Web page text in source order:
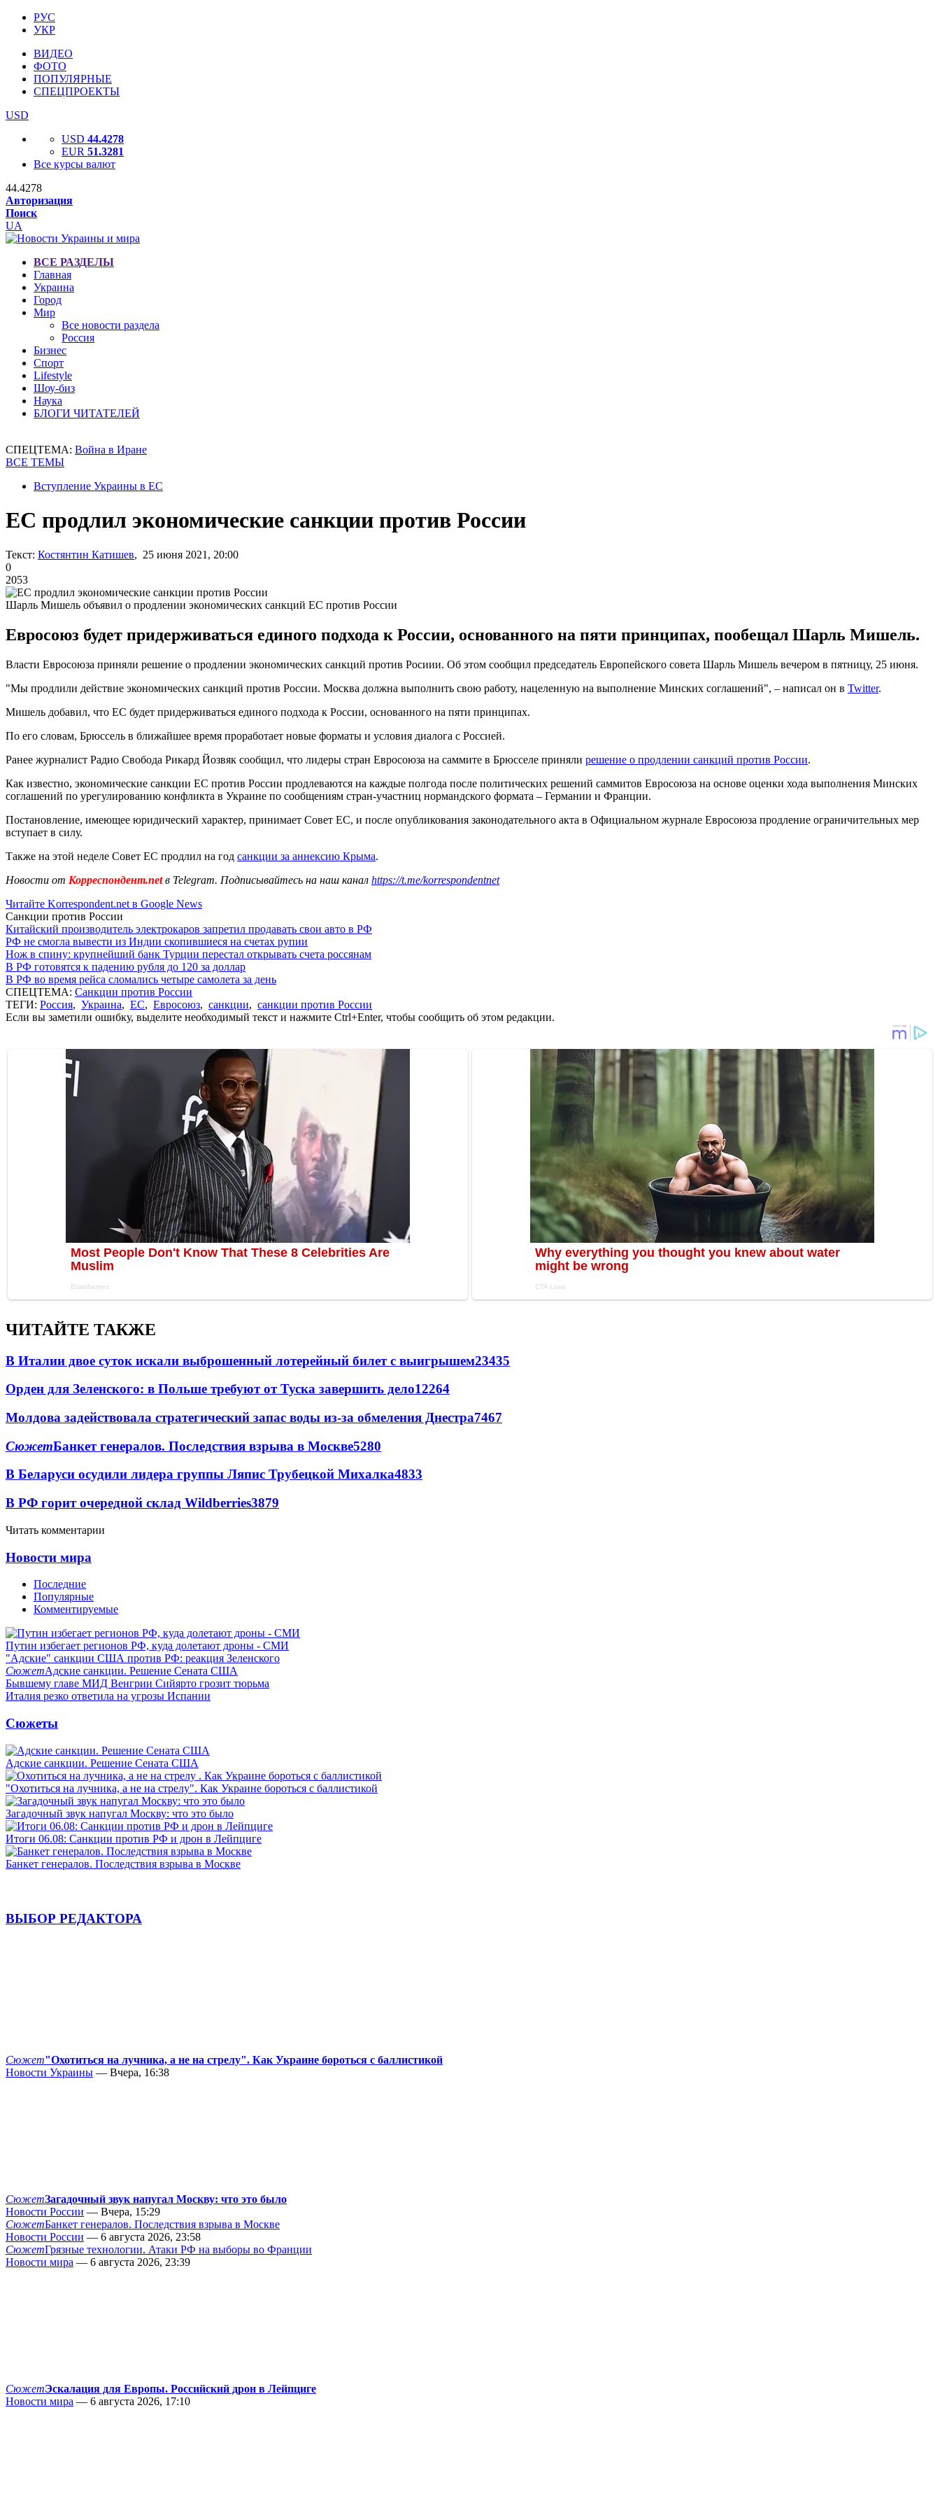
РУС
УКР
ВИДЕО
ФОТО
ПОПУЛЯРНЫЕ
СПЕЦПРОЕКТЫ
USD
USD 44.4278
EUR 51.3281
Все курсы валют
44.4278
Авторизация
Поиск
UA
ВСЕ РАЗДЕЛЫ
Главная
Украина
Город
Мир
Все новости раздела
Россия
Бизнес
Спорт
Lifestyle
Шоу-биз
Наука
БЛОГИ ЧИТАТЕЛЕЙ
СПЕЦТЕМА: Война в Иране
ВСЕ ТЕМЫ
Вступление Украины в ЕС
ЕС продлил экономические санкции против России
Текст: Костянтин Катишев, 25 июня 2021, 20:00
0
2053
Шарль Мишель объявил о продлении экономических санкций ЕС против России
Евросоюз будет придерживаться единого подхода к России, основанного на пяти принципах, пообещал Шарль Мишель.
Власти Евросоюза приняли решение о продлении экономических санкций против Росиии. Об этом сообщил председатель Европейского совета Шарль Мишель вечером в пятницу, 25 июня.
"Мы продлили действие экономических санкций против России. Москва должна выполнить свою работу, нацеленную на выполнение Минских соглашений", – написал он в Twitter.
Мишель добавил, что ЕС будет придерживаться единого подхода к России, основанного на пяти принципах.
По его словам, Брюссель в ближайшее время проработает новые форматы и условия диалога с Россией.
Ранее журналист Радио Свобода Рикард Йозвяк сообщил, что лидеры стран Евросоюза на саммите в Брюсселе приняли решение о продлении санкций против России.
Как известно, экономические санкции ЕС против России продлеваются на каждые полгода после политических решений саммитов Евросоюза на основе оценки хода выполнения Минских
соглашений по урегулированию конфликта в Украине по сообщениям стран-участниц нормандского формата – Германии и Франции.
Постановление, имеющее юридический характер, принимает Совет ЕС, и после опубликования законодательного акта в Официальном журнале Евросоюза продление ограничительных мер
вступает в силу.
Также на этой неделе Совет ЕС продлил на год санкции за аннексию Крыма.
Новости от Корреспондент.netв Telegram. Подписывайтесь на наш канал https://t.me/korrespondentnet
Читайте Korrespondent.net в Google News
Санкции против России
Китайский производитель электрокаров запретил продавать свои авто в РФ
РФ не смогла вывести из Индии скопившиеся на счетах рупии
Нож в спину: крупнейший банк Турции перестал открывать счета россянам
В РФ готовятся к падению рубля до 120 за доллар
В РФ во время рейса сломались четыре самолета за день
СПЕЦТЕМА: Санкции против России
ТЕГИ: Россия, Украина, ЕС, Евросоюз, санкции, санкции против России
Если вы заметили ошибку, выделите необходимый текст и нажмите Ctrl+Enter, чтобы сообщить об этом редакции.
ЧИТАЙТЕ ТАКЖЕ
В Италии двое суток искали выброшенный лотерейный билет с выигрышем23435
Орден для Зеленского: в Польше требуют от Туска завершить дело12264
Молдова задействовала стратегический запас воды из-за обмеления Днестра7467
СюжетБанкет генералов. Последствия взрыва в Москве5280
В Беларуси осудили лидера группы Ляпис Трубецкой Михалка4833
В РФ горит очередной склад Wildberries3879
Читать комментарии
Новости мира
Последние
Популярные
Комментируемые
Путин избегает регионов РФ, куда долетают дроны - СМИ
"Адские" санкции США против РФ: реакция Зеленского
СюжетАдские санкции. Решение Сената США
Бывшему главе МИД Венгрии Сийярто грозит тюрьма
Италия резко ответила на угрозы Испании
Сюжеты
Адские санкции. Решение Сената США
"Охотиться на лучника, а не на стрелу". Как Украине бороться с баллистикой
Загадочный звук напугал Москву: что это было
Итоги 06.08: Санкции против РФ и дрон в Лейпциге
Банкет генералов. Последствия взрыва в Москве
ВЫБОР РЕДАКТОРА
Сюжет"Охотиться на лучника, а не на стрелу". Как Украине бороться с баллистикой
Новости Украины — Вчера, 16:38
СюжетЗагадочный звук напугал Москву: что это было
Новости России — Вчера, 15:29
СюжетБанкет генералов. Последствия взрыва в Москве
Новости России — 6 августа 2026, 23:58
СюжетГрязные технологии. Атаки РФ на выборы во Франции
Новости мира — 6 августа 2026, 23:39
СюжетЭскалация для Европы. Российский дрон в Лейпциге
Новости мира — 6 августа 2026, 17:10